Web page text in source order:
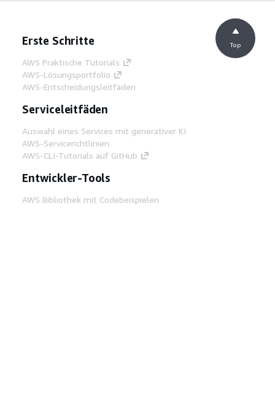
Erste Schritte
AWS Praktische Tutorials
AWS-Lösungsportfolio
AWS-Entscheidungsleitfäden
Serviceleitfäden
Auswahl eines Services mit generativer KI
AWS-Servicerichtlinien
AWS-CLI-Tutorials auf GitHub
Entwickler-Tools
AWS Bibliothek mit Codebeispielen
Top